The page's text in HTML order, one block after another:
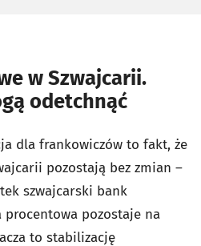
w Szwajcarii.
odetchnąć
dla frankowiczów to fakt, że
pozostają bez zmian –
szwajcarski bank
procentowa pozostaje na
to stabilizację